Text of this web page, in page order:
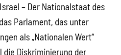
– Der Nationalstaat des
Parlament, das unter
als „Nationalen Wert“
Diskriminierung der